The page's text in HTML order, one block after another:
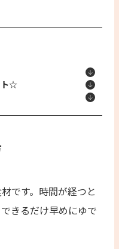
ト☆
です。時間が経つと
きるだけ早めにゆで